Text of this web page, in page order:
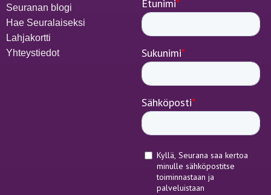
Seuranan blogi
Hae Seuralaiseksi
Lahjakortti
Yhteystiedot